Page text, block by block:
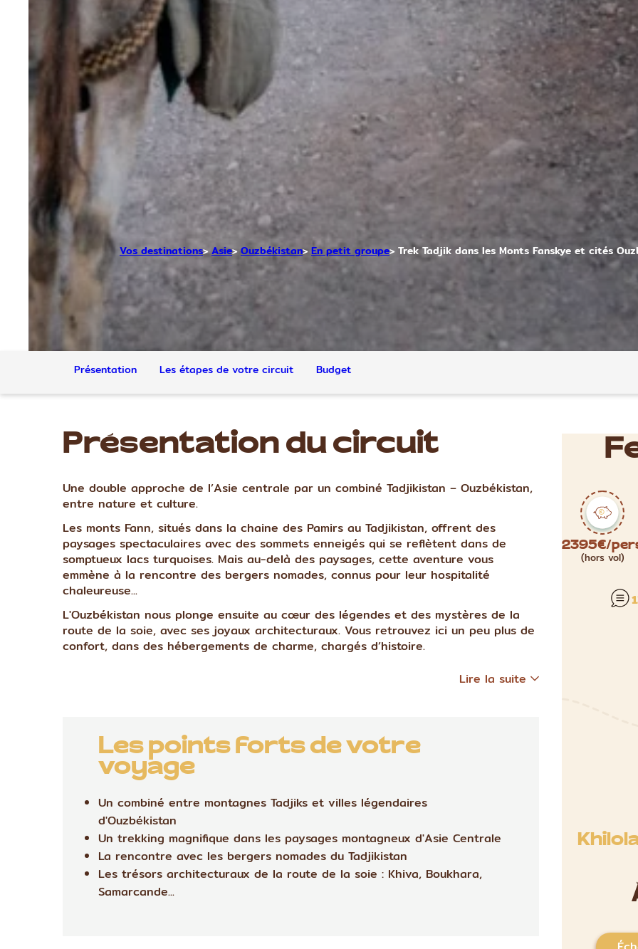
Vos destinations Asie Ouzbékistan En petit groupe Trek Tadjik dans les Monts Fanskye et cités
Présentation Les étapes de votre circuit Budget
Présentation du circuit
Une double approche de l’Asie centrale par un combiné Tadjikistan – Ouzbékistan,
entre nature et culture.
Les monts Fann, situés dans la chaine des Pamirs au Tadjikistan, offrent des
paysages spectaculaires avec des sommets enneigés qui se reflètent dans de
somptueux lacs turquoises. Mais au-delà des paysages, cette aventure vous
emmène à la rencontre des bergers nomades, connus pour leur hospitalité
chaleureuse...
L'Ouzbékistan nous plonge ensuite au cœur des légendes et des mystères de la
route de la soie, avec ses joyaux architecturaux. Vous retrouvez ici un peu plus de
confort, dans des hébergements de charme, chargés d’histoire.
Lire la suite
Les points forts de votre
voyage
Un combiné entre montagnes Tadjiks et villes légendaires
d'Ouzbékistan
Un trekking magnifique dans les paysages montagneux d'Asie Centrale
La rencontre avec les bergers nomades du Tadjikistan
Les trésors architecturaux de la route de la soie : Khiva, Boukhara,
Samarcande...
2395€/
(hors vol)